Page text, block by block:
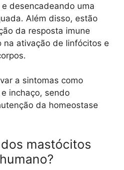
desencadeando uma
Além disso, estão
da resposta imune
ativação de linfócitos e
a sintomas como
inchaço, sendo
da homeostase
mastócitos